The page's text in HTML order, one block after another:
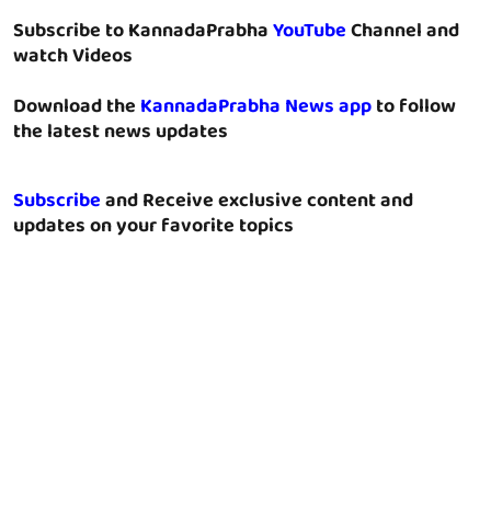
Subscribe to KannadaPrabhaYouTubeChannel and
watch Videos
Download theKannadaPrabha News appto follow
the latest news updates
Subscribeand Receive exclusive content and
updates on your favorite topics